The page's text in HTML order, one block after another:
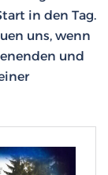
in den Tag.
uns, wenn
und